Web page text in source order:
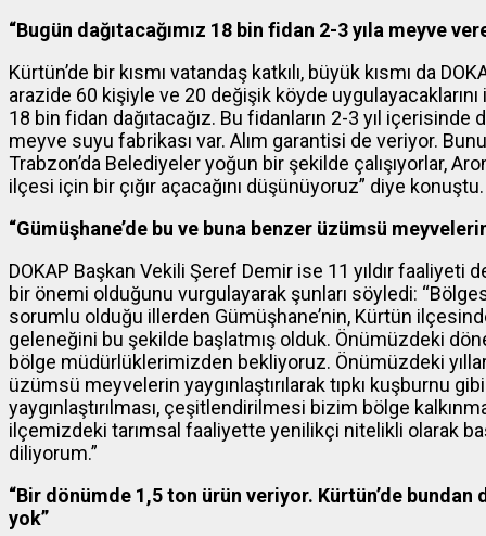
“Bugün dağıtacağımız 18 bin fidan 2-3 yıla meyve
Kürtün’de bir kısmı vatandaş katkılı, büyük kısmı da
arazide 60 kişiyle ve 20 değişik köyde
18 bin fidan dağıtacağız. Bu fidanların 2-3 yıl
meyve suyu fabrikası var. Alım garantisi de veriyor.
Trabzon’da Belediyeler yoğun bir şekilde çalışıyorlar,
ilçesi için bir çığır açacağını düşünüyoruz” diye konuştu.
“Gümüşhane’de bu ve buna benzer üzümsü
DOKAP Başkan Vekili Şeref Demir ise 11 yıldır faaliyeti
bir önemi olduğunu vurgulayarak şunları söyledi:
sorumlu olduğu illerden Gümüşhane’nin, Kürtün
geleneğini bu şekilde başlatmış olduk. Önümüzdeki
bölge müdürlüklerimizden bekliyoruz. Önümüzdeki
üzümsü meyvelerin yaygınlaştırılarak tıpkı kuşburnu
yaygınlaştırılması, çeşitlendirilmesi bizim bölge
ilçemizdeki tarımsal faaliyette yenilikçi nitelikli olarak
diliyorum.”
“Bir dönümde 1,5 ton ürün veriyor. Kürtün’de
yok”